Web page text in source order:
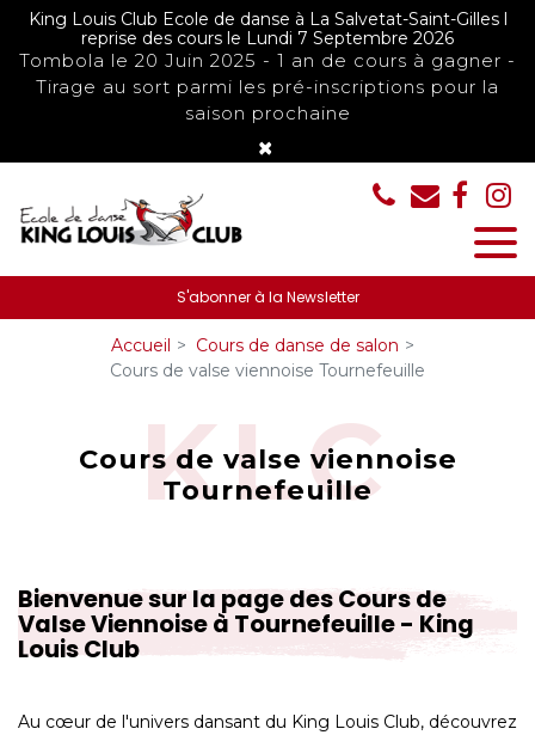
King Louis Club Ecole de danse à La Salvetat-Saint-Gilles l
reprise des cours le Lundi 7 Septembre 2026
Tombola le 20 Juin 2025 - 1 an de cours à gagner -
Tirage au sort parmi les pré-inscriptions pour la
saison prochaine
×
S'abonner à la Newsletter
Accueil
Cours de danse de salon
Cours de valse viennoise Tournefeuille
Cours de valse viennoise
Tournefeuille
Bienvenue sur la page des Cours de
Valse Viennoise à Tournefeuille - King
Louis Club
Au cœur de l'univers dansant du King Louis Club, découvrez
Panneau de gestion des cookies